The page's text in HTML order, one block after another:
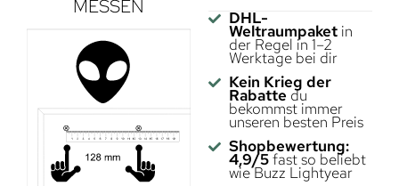
MESSEN DHL-
Weltraumpaketin
der Regel in 1–2
Werktage bei dir
Kein Krieg der
Rabatte du
bekommst immer
unseren besten Preis
Shopbewertung:
4,9/5fast so beliebt
wie Buzz Lightyear